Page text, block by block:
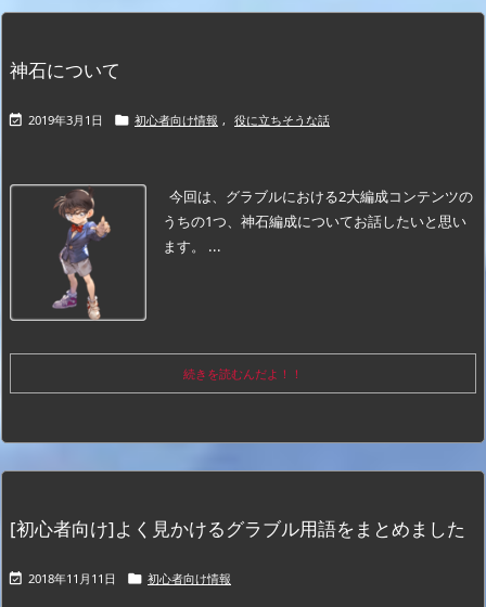
神石について
 2019年3月1日  初心者向け情報 , 役に立ちそうな話
今回は、グラブルにおける2大編成コンテンツの
うちの1つ、神石編成についてお話したいと思い
ます。 ...
続きを読むんだよ！！
[初心者向け]よく見かけるグラブル用語をまとめました
 2018年11月11日  初心者向け情報